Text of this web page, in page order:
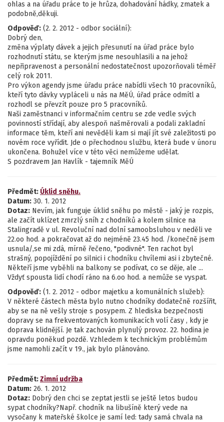
ohlas a na úřadu práce to je hrůza, dohadování hádky, zmatek a
podobně,děkuji.
Odpověď: (2. 2. 2012 - odbor sociální):
Dobrý den,
změna výplaty dávek a jejich přesunutí na úřad práce bylo
rozhodnutí státu, se kterým jsme nesouhlasili a na jehož
nepřipravenost a personální nedostatečnost upozorňovali téměř
celý rok 2011.
Pro výkon agendy jsme úřadu práce nabídli všech 10 pracovníků,
kteří tyto dávky vypláceli u nás na MěÚ, úřad práce odmítl a
rozhodl se převzít pouze pro 5 pracovníků.
Naši zaměstnanci v informačním centru se zde vedle svých
povinností střídají, aby alespoň našměrovali a podali zakladní
informace těm, kteří ani nevěděli kam si mají jít své zaležitosti po
novém roce vyřídit. Jde o přechodnou službu, která bude v únoru
ukončena. Bohužel více v této věci nemůžeme udělat.
S pozdravem Jan Havlík - tajemník MěÚ
Předmět: Úklid sněhu.
Datum: 30. 1. 2012
Dotaz: Nevím, jak funguje úklid sněhu po městě - jaký je rozpis,
ale začít uklízet zmrzlý sníh z chodníků a kolem silnice na
Stalingradě v ul. Revoluční nad dolní samoobsluhou v neděli ve
22.oo hod. a pokračovat až do nejméně 23.45 hod. /konečně jsem
usnula/,se mi zdá, mírně řečeno, "podivné". Ten rachot byl
strašný, popojíždění po silnici i chodníku chvílemi asi i zbytečné.
Někteří jsme vyběhli na balkony se podívat, co se děje, ale ...
Vždyť spousta lidí chodí ráno na 6.oo hod. a nemůže se vyspat.
Odpověď: (1. 2. 2012 - odbor majetku a komunálních služeb):
V některé částech města bylo nutno chodníky dodatečně rozšířit,
aby se na ně vešly stroje s posypem. Z hlediska bezpečnosti
dopravy se na frekventovaných komunikacích volí časy , kdy je
doprava klidnější. Je tak zachován plynulý provoz. 22. hodina je
opravdu poněkud pozdě. Vzhledem k technickým problémům
jsme namohli začít v 19., jak bylo plánováno.
Předmět:Zimní udržba
Datum: 26. 1. 2012
Dotaz: Dobrý den chci se zeptat jestli se ještě letos budou
sypat chodníky?Např. chodník na libušíně který vede na
vysočany k mateřské školce je samí led: tady samá chvala na